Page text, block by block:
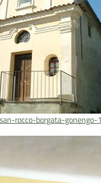
rocco-borgata-gonengo-1